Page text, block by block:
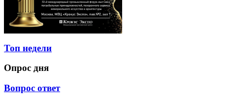
Топ недели
Опрос дня
Вопрос ответ